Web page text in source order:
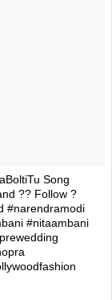
Song
?? Follow ?
#narendramodi
#nitaambani